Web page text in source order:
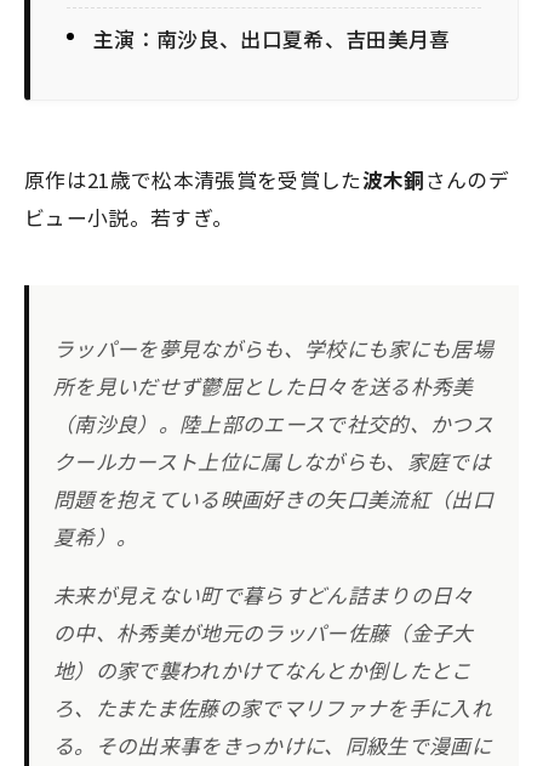
主演：南沙良、出口夏希、吉田美月喜
原作は21歳で松本清張賞を受賞した波木銅さんのデ
ビュー小説。若すぎ。
ラッパーを夢見ながらも、学校にも家にも居場
所を見いだせず鬱屈とした日々を送る朴秀美
（南沙良）。陸上部のエースで社交的、かつス
クールカースト上位に属しながらも、家庭では
問題を抱えている映画好きの矢口美流紅（出口
夏希）。
未来が見えない町で暮らすどん詰まりの日々
の中、朴秀美が地元のラッパー佐藤（金子大
地）の家で襲われかけてなんとか倒したとこ
ろ、たまたま佐藤の家でマリファナを手に入れ
る。その出来事をきっかけに、同級生で漫画に